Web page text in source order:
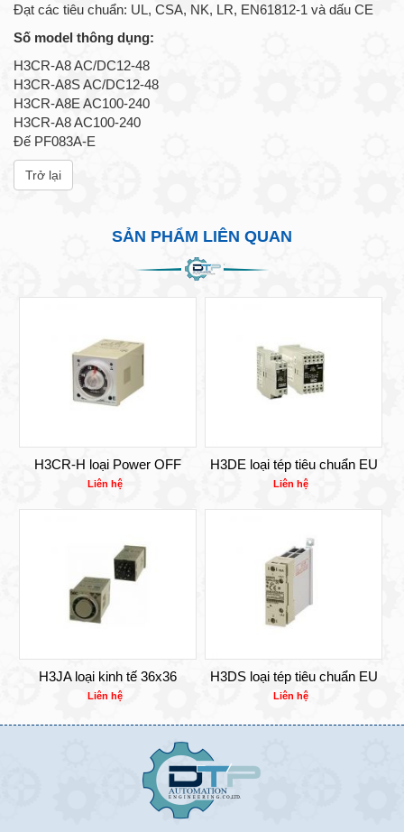
Đạt các tiêu chuẩn: UL, CSA, NK, LR, EN61812-1 và dấu CE
Số model thông dụng:
H3CR-A8 AC/DC12-48
H3CR-A8S AC/DC12-48
H3CR-A8E AC100-240
H3CR-A8 AC100-240
Đế PF083A-E
Trở lại
SẢN PHẨM LIÊN QUAN
H3CR-H loại Power OFF
Liên hệ
H3DE loại tép tiêu chuẩn EU
Liên hệ
H3JA loại kinh tế 36x36
Liên hệ
H3DS loại tép tiêu chuẩn EU
Liên hệ